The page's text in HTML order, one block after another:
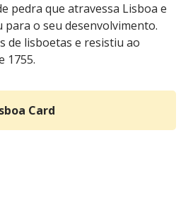
pedra que atravessa Lisboa e
o seu desenvolvimento.
de lisboetas e resistiu ao
1755.
Card